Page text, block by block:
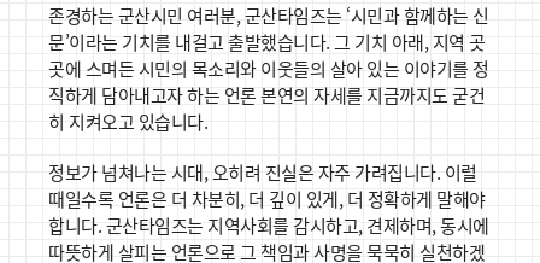
존경하는 군산시민 여러분,군산타임즈는 ‘시민과 함께하는 신
문’이라는 기치를 내걸고 출발했습니다.그 기치 아래, 지역 곳
곳에 스며든 시민의 목소리와 이웃들의 살아 있는 이야기를 정
직하게 담아내고자 하는 언론 본연의 자세를 지금까지도 굳건
히 지켜오고 있습니다.
정보가 넘쳐나는 시대, 오히려 진실은 자주 가려집니다. 이럴
때일수록 언론은 더 차분히, 더 깊이 있게, 더 정확하게 말해야
합니다.군산타임즈는 지역사회를 감시하고, 견제하며, 동시에
따뜻하게 살피는 언론으로 그 책임과 사명을 묵묵히 실천하겠